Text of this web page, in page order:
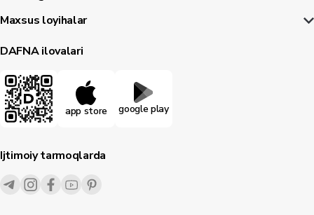
Maxsus loyihalar
DAFNA ilovalari
app store google play
Ijtimoiy tarmoqlarda